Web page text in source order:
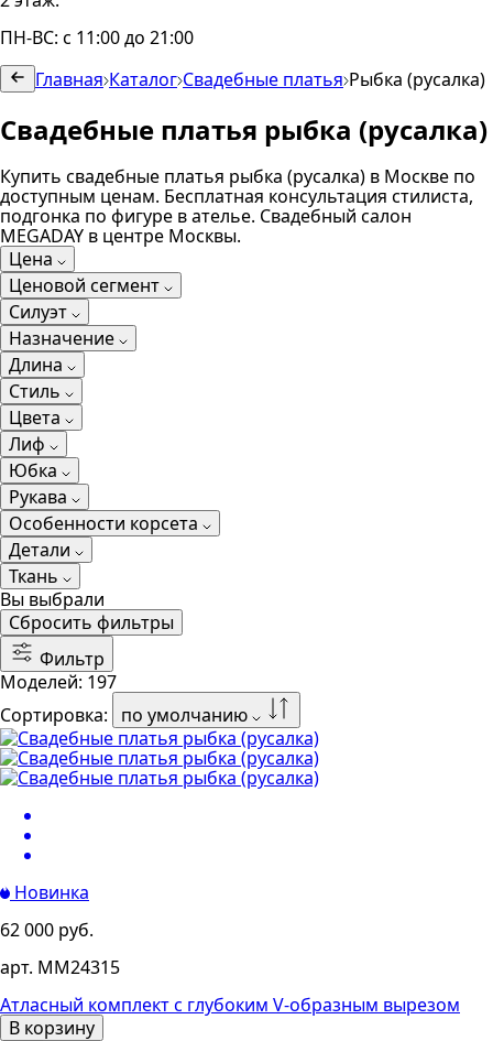
ПН-ВС: с 11:00 до 21:00
Главная Каталог Свадебные платья Рыбка (русалка)
Свадебные платья рыбка (русалка)
Купить свадебные платья рыбка (русалка) в Москве по
доступным ценам. Бесплатная консультация стилиста,
подгонка по фигуре в ателье. Свадебный салон
MEGADAY в центре Москвы.
Цена
Ценовой сегмент
Силуэт
Назначение
Длина
Стиль
Цвета
Лиф
Юбка
Рукава
Особенности корсета
Детали
Ткань
Вы выбрали
Сбросить фильтры
Фильтр
Моделей: 197
Сортировка:
по умолчанию
Новинка
62 000 руб.
арт. MM24315
Атласный комплект с глубоким V-образным вырезом
В корзину